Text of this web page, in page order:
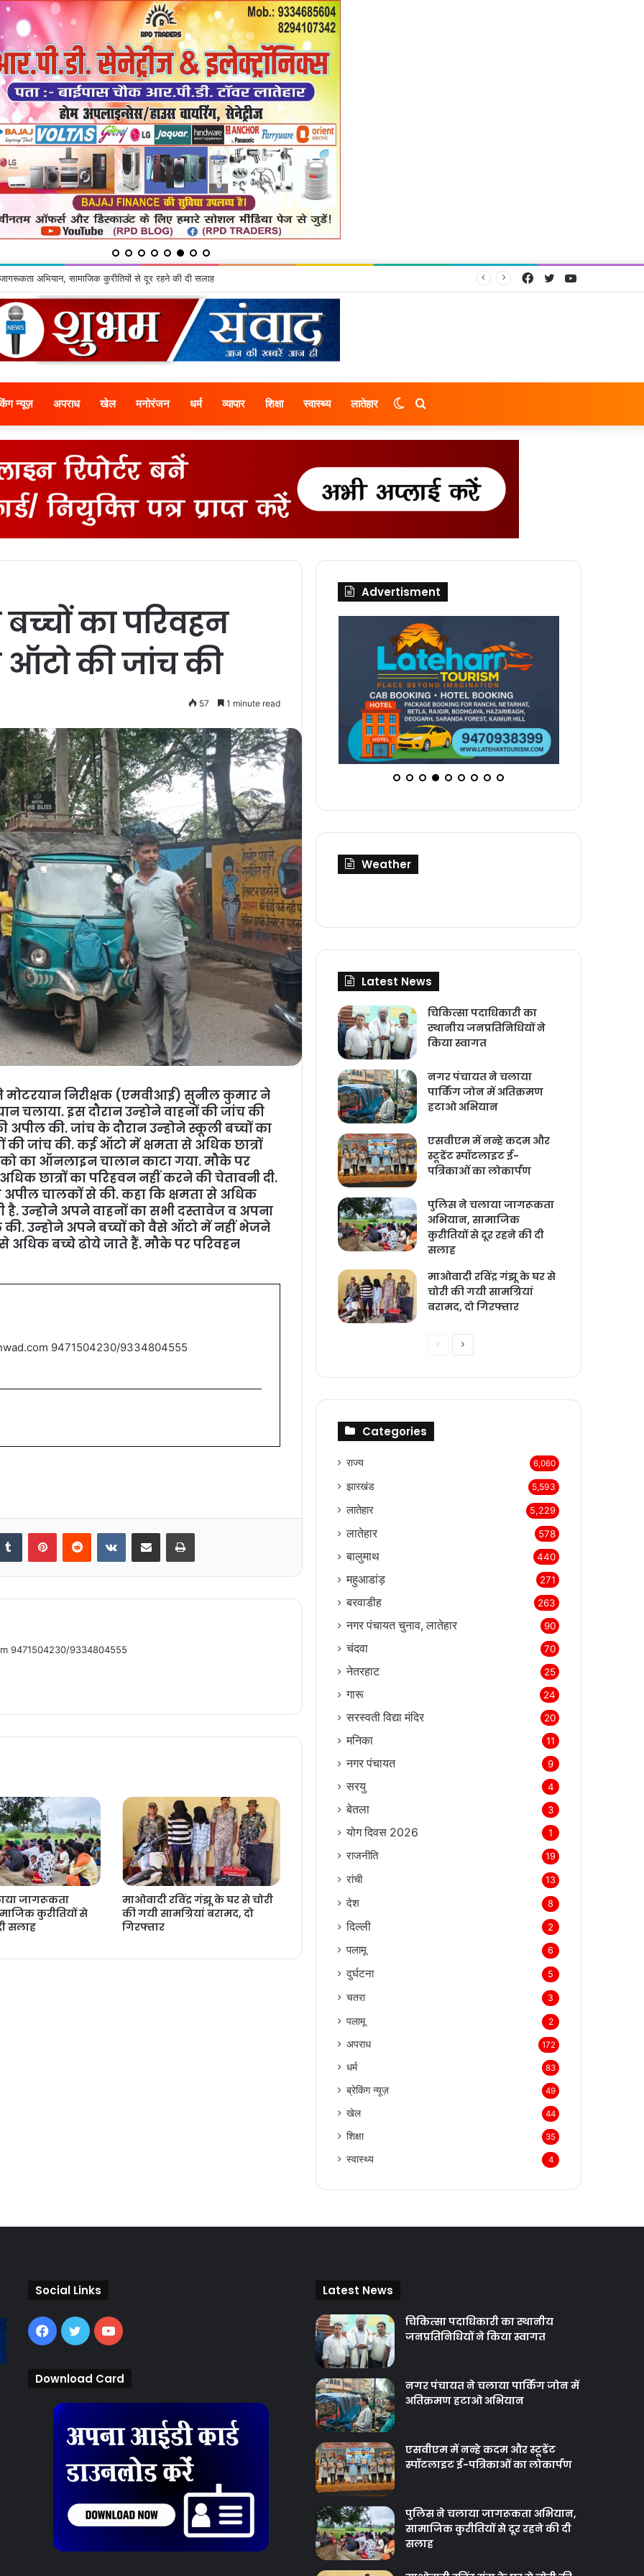
के घर से चोरी की गयी सामग्रियां बरामद, दो गिरफ्तार YouTube
Twitter
Facebook
न्यूज़ अपराध खेल मनोरंजन धर्म व्यापार शिक्षा स्वास्थ्य लातेहार Search
Switch
का परिवहन
की जांच की
57 1 minute read
निरीक्षक (एमवीआई) सुनील कुमार ने
चलाया. इस दौरान उन्‍होने वाहनों की जांच की
की. जांच के दौरान उन्‍होने स्‍कूली बच्‍चों का
जांच की. कई ऑटो में क्षमता से अधिक छात्रों
का ऑनलाइन चालान काटा गया. मौके पर
छात्रों का परिहवन नहीं करने की चेतावनी दी.
अपील चालकों से की. कहा कि क्षमता से अधिक
है. उन्‍होने अपने वाहनों का सभी दस्‍तावेज व अपना
की. उन्‍होने अपने बच्‍चों को वैसे ऑटो में नहीं भेजने
अधिक बच्‍चे ढोये जाते हैं. मौके पर परिवहन
9471504230/9334804555
Tumblr PinterestReddit VKontakteShare via Email Print
9471504230/9334804555
जागरूकता
कुरीतियों से
सलाह
माओवादी रविंद्र गंझू के घर से चोरी
की गयी सामग्रियां बरामद, दो
गिरफ्तार
Advertisment
Weather
Latest News
चिकित्‍सा पदाधिकारी का
स्थानीय जनप्रतिनिधियों ने
किया स्वागत
नगर पंचायत ने चलाया
पार्किंग जोन में अतिक्रमण
हटाओ अभियान
एसवीएम में नन्हे कदम और
स्टूडेंट स्पॉटलाइट ई-
पत्रिकाओं का लोकार्पण
पुलिस ने चलाया जागरूकता
अभियान, सामाजिक
कुरीतियों से दूर रहने की दी
सलाह
माओवादी रविंद्र गंझू के घर से
चोरी की गयी सामग्रियां
बरामद, दो गिरफ्तार
PreviousNext
Categories
राज्‍य 6,060
झारखंड 5,593
लातेहार 5,229
लातेहार 578
बालुमाथ 440
महुआडांड़ 271
बरवाडीह 263
नगर पंचायत चुनाव, लातेहार 90
चंदवा 70
नेतरहाट 25
गारू 24
सरस्‍वती विद्या मंदिर 20
मनिका 11
नगर पंचायत 9
सरयु 4
बेतला 3
योग दिवस 2026 1
राजनीति 19
रांची 13
देश 8
दिल्‍ली 2
पलामू 6
दुर्घटना 5
चतरा 3
पलामू 2
अपराध 172
धर्म 83
ब्रेकिंग न्यूज़ 49
खेल 44
शिक्षा 35
स्वास्थ्य 4
Social Links
Facebook
TwitterYouTube
Download Card
Latest News
चिकित्‍सा पदाधिकारी का स्थानीय
जनप्रतिनिधियों ने किया स्वागत
नगर पंचायत ने चलाया पार्किंग जोन में
अतिक्रमण हटाओ अभियान
एसवीएम में नन्हे कदम और स्टूडेंट
स्पॉटलाइट ई-पत्रिकाओं का लोकार्पण
पुलिस ने चलाया जागरूकता अभियान,
सामाजिक कुरीतियों से दूर रहने की दी
सलाह